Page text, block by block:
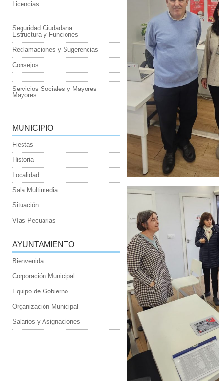
Licencias
Seguridad Ciudadana
Estructura y Funciones
Reclamaciones y Sugerencias
Consejos
Servicios Sociales y Mayores
Mayores
MUNICIPIO
Fiestas
Historia
Localidad
Sala Multimedia
Situación
Vías Pecuarias
AYUNTAMIENTO
Bienvenida
Corporación Municipal
Equipo de Gobierno
Organización Municipal
Salarios y Asignaciones